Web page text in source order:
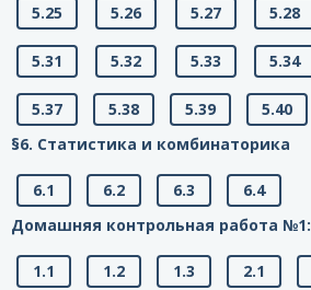
5.25 5.26 5.27 5.28
5.31 5.32 5.33 5.34
5.37 5.38 5.39 5.40
§6. Статистика и комбинаторика
6.1 6.2 6.3
6.4
Домашняя контрольная работа №1:
1.1 1.2 1.3 2.1